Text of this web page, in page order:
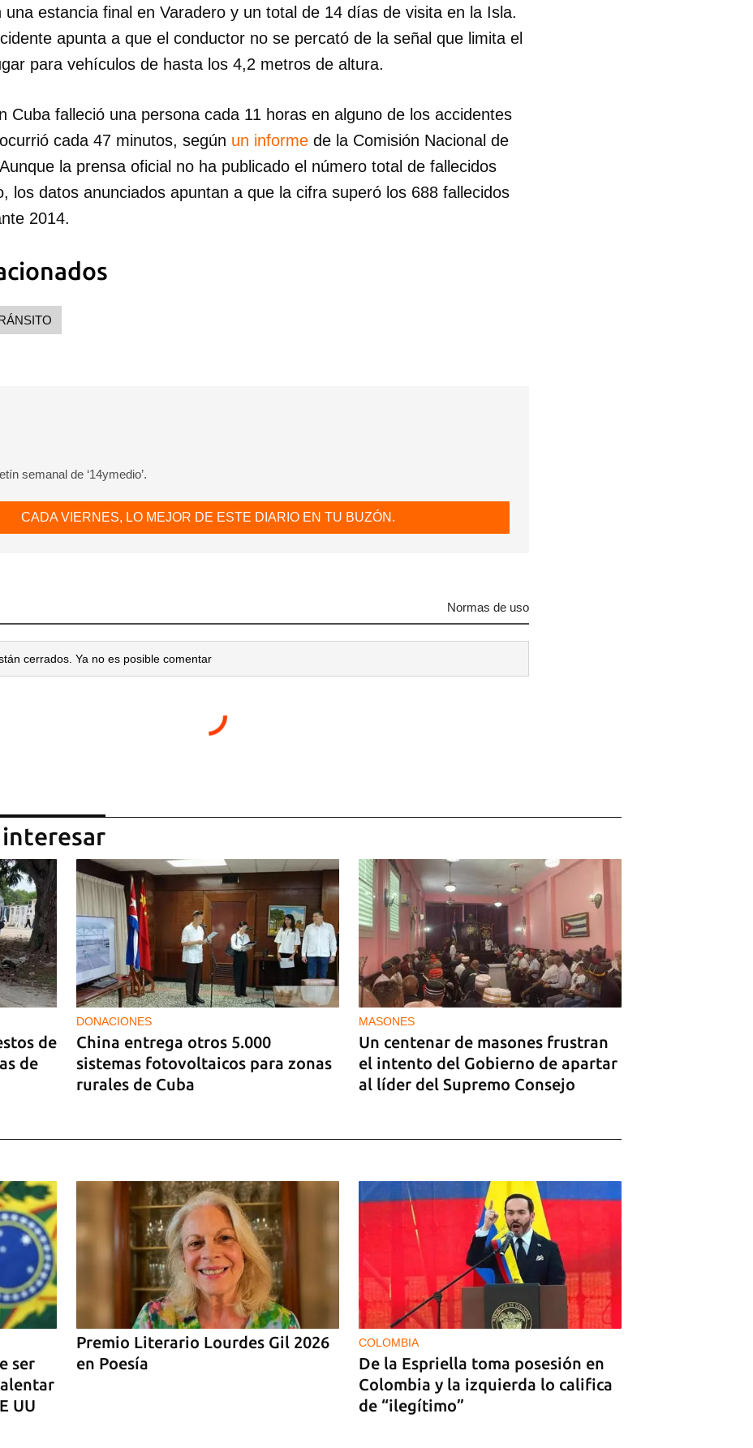
Guardar como favorito
cuenta de 14ymedio.
una estancia final en Varadero y un total de 14 días de visita en la Isla.
apunta a que el conductor no se percató de la señal que limita el
para vehículos de hasta los 4,2 me­tros de altura.
Cuba falleció una persona cada 11 horas en alguno de los accidentes
cada 47 minutos, según un informe de la Comisión Nacional de
la prensa oficial no ha publicado el número total de fallecidos
los datos anunciados apuntan a que la cifra superó los 688 fallecidos
2014.
semanal de ‘14ymedio’.
CADA VIERNES, LO MEJOR DE ESTE DIARIO EN TU BUZÓN.
Normas de uso
cerrados. Ya no es posible comentar
de
de
DONACIONES
China entrega otros 5.000
sistemas fotovoltaicos para zonas
rurales de Cuba
MASONES
Un centenar de masones frustran
el intento del Gobierno de apartar
al líder del Supremo Consejo
ser
UU
Premio Literario Lourdes Gil 2026
en Poesía
COLOMBIA
De la Espriella toma posesión en
Colombia y la izquierda lo califica
de “ilegítimo”